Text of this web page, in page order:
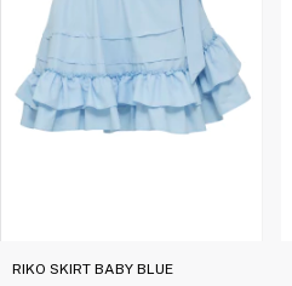
RIKO SKIRT BABY BLUE